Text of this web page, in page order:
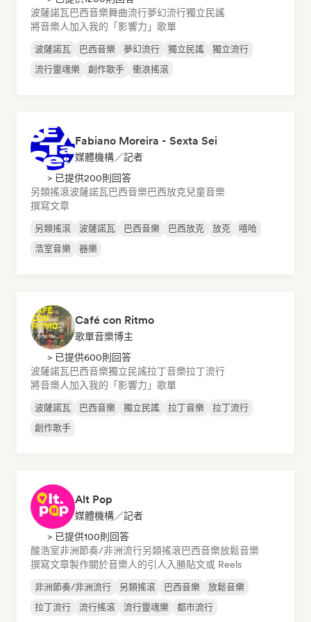
波薩諾瓦巴西音樂舞曲流行夢幻流行獨立民謠
將音樂人加入我的「影響力」歌單
波薩諾瓦 巴西音樂 夢幻流行 獨立民謠
獨立流行
流行靈魂樂
創作歌手 衝浪搖滾
Fabiano Moreira - Sexta Sei
媒體機構／記者
> 已提供200則回答
另類搖滾波薩諾瓦巴西音樂巴西放克兒童音樂
撰寫文章
另類搖滾 波薩諾瓦 巴西音樂 巴西放克 放克
嘻哈
浩室音樂
器樂
Café con Ritmo
歌單音樂博主
> 已提供600則回答
波薩諾瓦巴西音樂獨立民謠拉丁音樂拉丁流行
將音樂人加入我的「影響力」歌單
波薩諾瓦 巴西音樂 獨立民謠 拉丁音樂
拉丁流行
創作歌手
Alt Pop
媒體機構／記者
> 已提供100則回答
酸浩室非洲節奏/非洲流行另類搖滾巴西音樂放鬆音樂
撰寫文章製作關於音樂人的引人入勝貼文或 Reels
非洲節奏/非洲流行 另類搖滾 巴西音樂
放鬆音樂
拉丁流行
流行搖滾 流行靈魂樂 都市流行